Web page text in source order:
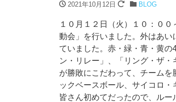
2021年10月12日 BLOG
１０月１２日（火）１０：０
動会」を行いました。外はあ
ていました。赤・緑・青・黄
ン・リレー」、「リング・ザ
が勝敗にこだわって、チーム
ックベースボール、サイコロ・
皆さん初めてだったので、ル